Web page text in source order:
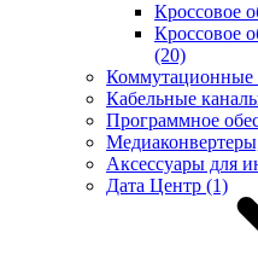
Кроссовое
Кроссовое
(20)
Коммутационные
Кабельные
Программное
Аксессуары для
Дата Центр (1)